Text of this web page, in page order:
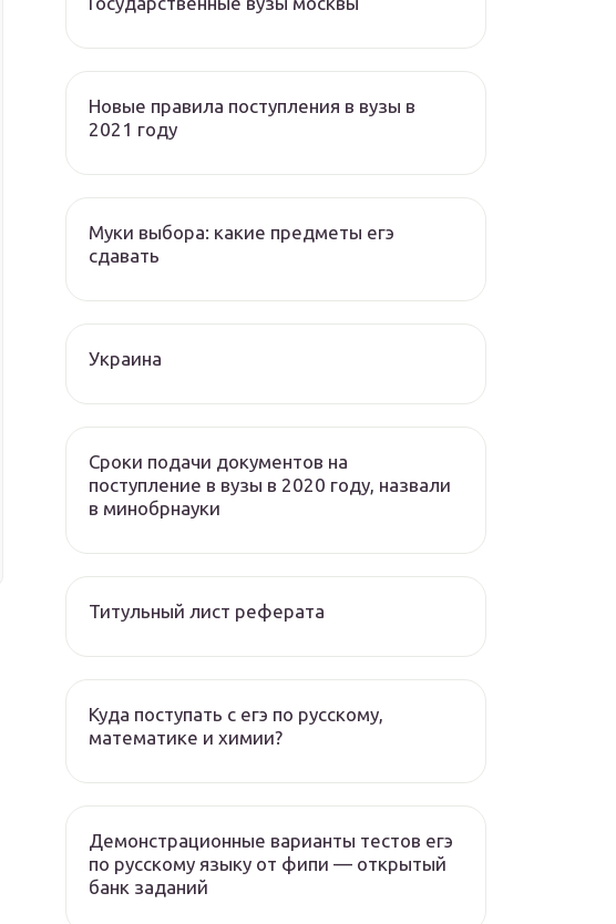
Новые правила поступления в вузы в
2021 году
Муки выбора: какие предметы егэ
сдавать
Украина
Сроки подачи документов на
поступление в вузы в 2020 году, назвали
в минобрнауки
Титульный лист реферата
Куда поступать с егэ по русскому,
математике и химии?
Демонстрационные варианты тестов егэ
по русскому языку от фипи — открытый
банк заданий